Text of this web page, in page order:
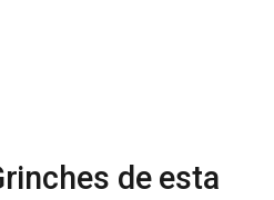
de esta